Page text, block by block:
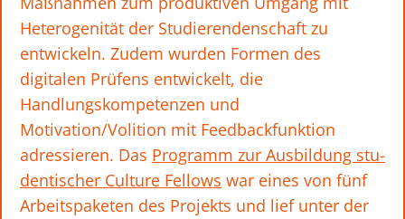
Heterogenität der Studierendenschaft zu
entwickeln. Zudem wurden Formen des
digitalen Prüfens entwickelt, die
Handlungskompetenzen und
Motivation/Volition mit Feedbackfunktion
adressieren. Das Programm zur Ausbildung stu­
den­ti­scher Cul­ture Fel­lows war eines von fünf
Arbeitspaketen des Projekts und lief unter der